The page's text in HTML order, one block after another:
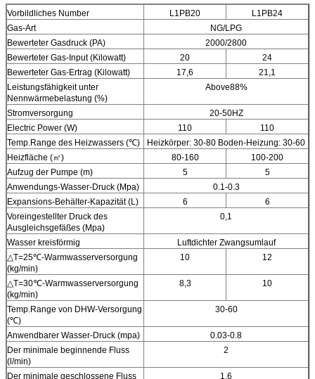
Vorbildliches Number L1PB20
L1PB24
Gas-Art
NG/LPG
Bewerteter Gasdruck (PA)
2000/2800
Bewerteter Gas-Input (Kilowatt)
20
24
Bewerteter Gas-Ertrag (Kilowatt)
17,6
21,1
Leistungsfähigkeit unter
Nennwärmebelastung (%)
Above88%
Stromversorgung
20-50HZ
Electric Power (W)
110
110
Temp.Range des Heizwassers (℃)
Heizkörper: 30-80 Boden-Heizung: 30-60
Heizfläche (㎡)
80-160
100-200
Aufzug der Pumpe (m)
5
5
Anwendungs-Wasser-Druck (Mpa)
0.1-0.3
Expansions-Behälter-Kapazität (L)
6
6
Voreingestellter Druck des
Ausgleichsgefäßes (Mpa)
0,1
Wasser kreisförmig
Luftdichter Zwangsumlauf
△T=25℃-Warmwasserversorgung
(kg/min)
10 12
△T=30℃-Warmwasserversorgung
(kg/min)
8,3 10
Temp.Range von DHW-Versorgung
(℃)
30-60
Anwendbarer Wasser-Druck (mpa)
0.03-0.8
Der minimale beginnende Fluss
(l/min)
2
Der minimale geschlossene Fluss 1,6